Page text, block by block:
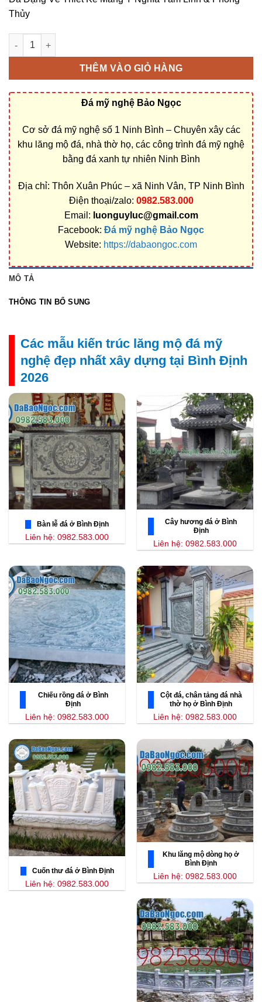
Thủy
Làm mộ đá nguyên khối tại Bình Định | Cơ sở chế tác uy tín,
THÊM VÀO GIỎ HÀNG
Đá mỹ nghệ Bảo Ngọc
Cơ sở đá mỹ nghệ số 1 Ninh Bình – Chuyên xây các
khu lăng mộ đá, nhà thờ họ, các công trình đá mỹ nghệ
bằng đá xanh tự nhiên Ninh Bình
Địa chỉ: Thôn Xuân Phúc – xã Ninh Vân, TP Ninh Bình
Điện thoại/zalo: 0982.583.000
Email: luonguyluc@gmail.com
Facebook: Đá mỹ nghệ Bảo Ngọc
Website: https://dabaongoc.com
MÔ TẢ
THÔNG TIN BỔ SUNG
Các mẫu kiến trúc lăng mộ đá mỹ
nghệ đẹp nhất xây dựng tại Bình Định
2026
Bàn lễ đá ở Bình Định
Liên hệ: 0982.583.000
Cây hương đá ở Bình
Định
Liên hệ: 0982.583.000
Chiếu rồng đá ở Bình
Định
Liên hệ: 0982.583.000
Cột đá, chân tảng đá nhà
thờ họ ở Bình Định
Liên hệ: 0982.583.000
Cuốn thư đá ở Bình Định
Liên hệ: 0982.583.000
Khu lăng mộ dòng họ ở
Bình Định
Liên hệ: 0982.583.000